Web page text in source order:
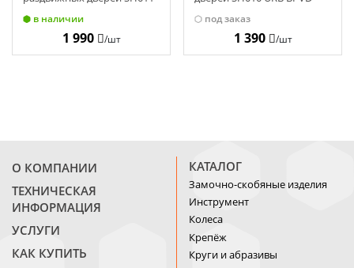
в наличии
1 990 /шт
под заказ
1 390 /шт
О КОМПАНИИ
ТЕХНИЧЕСКАЯ
ИНФОРМАЦИЯ
УСЛУГИ
КАК КУПИТЬ
КАТАЛОГ
Замочно-скобяные изделия
Инструмент
Колеса
Крепёж
Круги и абразивы